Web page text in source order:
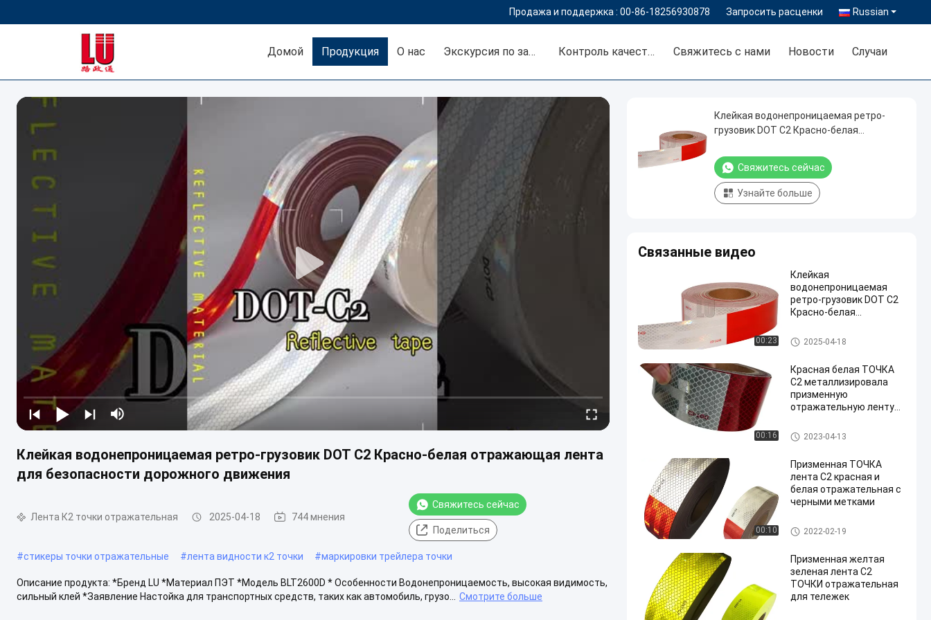
Продажа и поддержка : 00-86-18256930878 Запросить расценки Russian
Домой Продукция О нас Экскурсия по заводу Контроль качества Свяжитесь с нами Новости Случаи
Клейкая водонепроницаемая ретро-грузовик DOT C2 Красно-белая отражающая лента
для безопасности дорожного движения
Лента К2 точки отражательная 2025-04-18 744 мнения
Свяжитесь сейчас
Поделиться
#стикеры точки отражательные #лента видности к2 точки #маркировки трейлера точки
Описание продукта: *Бренд LU *Материал ПЭТ *Модель BLT2600D * Особенности Водонепроницаемость, высокая видимость,
сильный клей *Заявление Настойка для транспортных средств, таких как автомобиль, грузо...
Смотрите больше
Клейкая водонепроницаемая ретро-
грузовик DOT C2 Красно-белая
дорожного движения
Свяжитесь сейчас
Узнайте больше
Связанные видео
00:23
Клейкая
водонепроницаемая
ретро-грузовик DOT C2
Красно-белая
безопасности
дорожного движения
Лента К2 точки отражательн
ая
2025-04-18
00:16
Красная белая ТОЧКА
C2 металлизировала
призменную
отражательную ленту
Лента К2 точки отражательн
ая
2023-04-13
00:10
Призменная ТОЧКА
лента C2 красная и
белая отражательная с
черными метками
Лента К2 точки отражательн
ая
2022-02-19
Призменная желтая
зеленая лента C2
ТОЧКИ отражательная
для тележек